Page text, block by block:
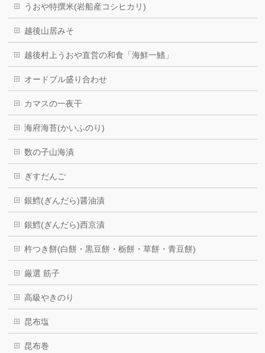
うおや特撰米(岩船産コシヒカリ)
越後山居みそ
越後村上うおや直営の和食「海鮮一鰭」
オードブル盛り合わせ
カマスの一夜干
海府海苔(かいふのり)
数の子山海漬
ぎすだんご
銀鱈(ぎんだら)醤油漬
銀鱈(ぎんだら)西京漬
杵つき餅(白餅・黒豆餅・栃餅・草餅・青豆餅)
厳選 筋子
高級やきのり
昆布塩
昆布巻